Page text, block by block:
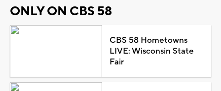
ONLY ON CBS 58
CBS 58 Hometowns
LIVE: Wisconsin State
Fair